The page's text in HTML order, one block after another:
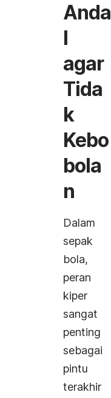
Anda
l
agar
Tida
k
Kebo
bola
n
Dalam
sepak
bola,
peran
kiper
sangat
penting
sebagai
pintu
terakhir